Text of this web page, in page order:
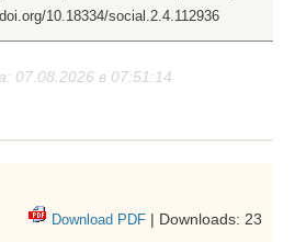
10.18334/social.2.4.112936
07.08.2026 в 07:51:14
Download PDF | Downloads: 23